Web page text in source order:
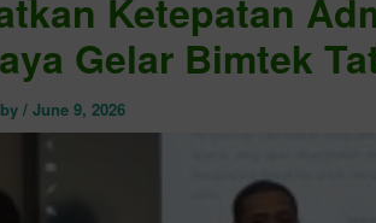
Ketepatan
Gelar Bimtek
/ June 9, 2026